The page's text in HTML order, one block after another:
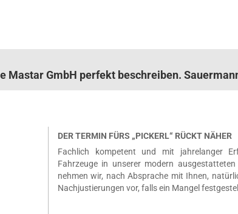
GmbH perfekt beschreiben.
DER TERMIN FÜRS „PICKERL“ RÜCKT NÄHER
Fachlich kompetent und mit jahrelanger
Fahrzeuge in unserer modern
nehmen wir, nach Absprache mit Ihnen,
Nachjustierungen vor, falls ein Mangel